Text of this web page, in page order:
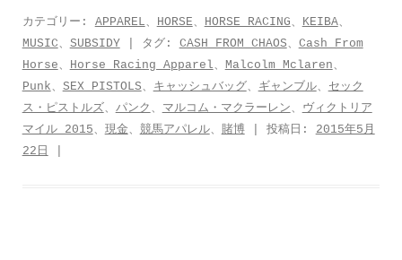
c
e
b
o
o
k
i
t
t
e
r
t
e
n
a
n
e
a
t
s
A
p
カテゴリー: APPAREL、 HORSE、 HORSE RACING、 KEIBA、
MUSIC、 SUBSIDY| タグ: CASH FROM CHAOS、 Cash From
Horse、 Horse Racing Apparel、 Malcolm Mclaren、
Punk、 SEX PISTOLS、 キャッシュバッグ、 ギャンブル、 セック
ス・ピストルズ、 パンク 、 マルコム・マクラーレン、 ヴィクトリア
マイル 2015、 現金、 競馬アパレル、 賭博| 投稿日: 2015年5月
22日